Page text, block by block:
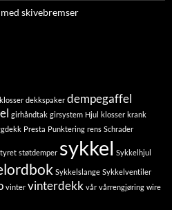
skivebremser
dekkspaker dempegaffel
girhåndtak girsystem Hjul klosser krank
Presta Punktering rens Schrader
støtdemper sykkel Sykkelhjul
Sykkelslange Sykkelventiler
vinter vinterdekk vår vårrengjøring wire